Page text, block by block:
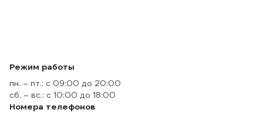
Режим работы
пн. – пт.: с 09:00 до 20:00
сб. – вс.: с 10:00 до 18:00
Номера телефонов